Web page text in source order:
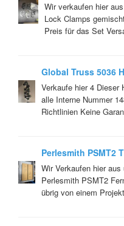
Wir verkaufen hier
Lock Clamps
Preis für das Set
Global Truss 5036
Verkaufe hier 4 Dieser
alle Interne Nummer
Richtlinien Keine
Perlesmith PSMT2
Wir Verkaufen hier
Perlesmith PSMT2
übrig von einem